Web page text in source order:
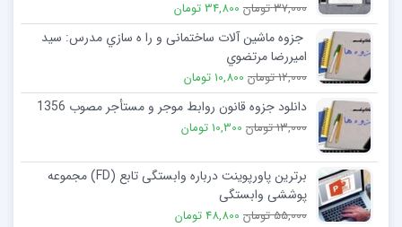
37,000 تومان 34,800 تومان
جزوه ماشین آلات ساختمانی و را ه سازي مدرس: سید
امیررضا مرتضوي
12,000 تومان 10,800 تومان
دانلود جزوه قانون روابط موجر و مستأجر مصوب 1356
13,000 تومان 10,300 تومان
برترین پاورپوینت درباره وابستگی تابع (FD) مجموعه
پوششی وابستگی
55,000 تومان 48,800 تومان